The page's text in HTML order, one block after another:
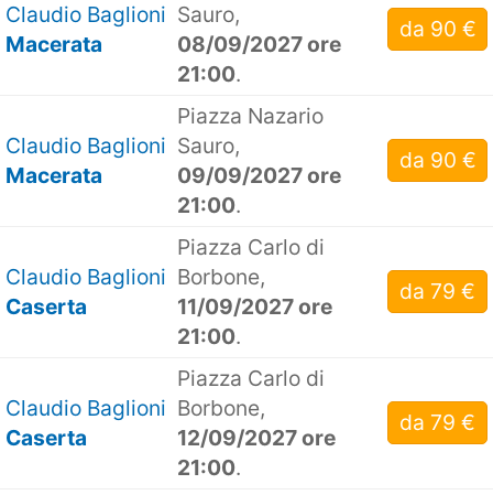
Claudio Baglioni
Macerata
Sauro,
08/09/2027 ore
21:00.
da 90 €
Claudio Baglioni
Macerata
Piazza Nazario
Sauro,
09/09/2027 ore
21:00.
da 90 €
Claudio Baglioni
Caserta
Piazza Carlo di
Borbone,
11/09/2027 ore
21:00.
da 79 €
Claudio Baglioni
Caserta
Piazza Carlo di
Borbone,
12/09/2027 ore
21:00.
da 79 €